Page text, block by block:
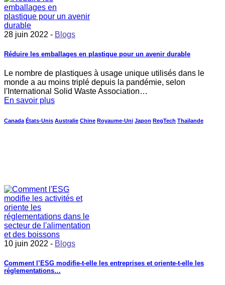
28 juin 2022 - Blogs
Réduire les emballages en plastique pour un avenir durable
Le nombre de plastiques à usage unique utilisés dans le
monde a au moins triplé depuis la pandémie, selon
l'International Solid Waste Association…
En savoir plus
Canada États-Unis Australie Chine Royaume-Uni Japon RegTech Thaïlande
10 juin 2022 - Blogs
Comment l’ESG modifie-t-elle les entreprises et oriente-t-elle les
réglementations…